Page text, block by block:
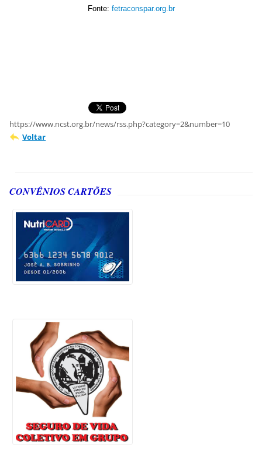
Fonte: fetraconspar.org.br
https://www.ncst.org.br/news/rss.php?category=2&number=10
Voltar
CONVÊNIOS CARTÕES